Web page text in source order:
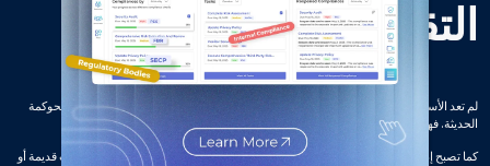
التقليدية فعّالة
لم تعد الأساليب التقليدية مثل البريد الإلكتروني ومشاركة الملفات يدويًا مناسبة لاحتياجات الحوكمة
الحديثة. فهي تؤدي إلى خلق حالة من عدم الكفاءة وتزيد من احتمالية حدوث الأخطاء.
كما تصبح إدارة الإصدارات مشكلة كبيرة، حيث قد يصل بعض أعضاء المجلس إلى معلومات قديمة أو